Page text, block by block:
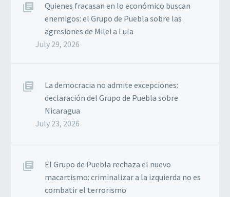
Quienes fracasan en lo económico buscan
enemigos: el Grupo de Puebla sobre las
agresiones de Milei a Lula
July 29, 2026
La democracia no admite excepciones:
declaración del Grupo de Puebla sobre
Nicaragua
July 23, 2026
El Grupo de Puebla rechaza el nuevo
macartismo: criminalizar a la izquierda no es
combatir el terrorismo